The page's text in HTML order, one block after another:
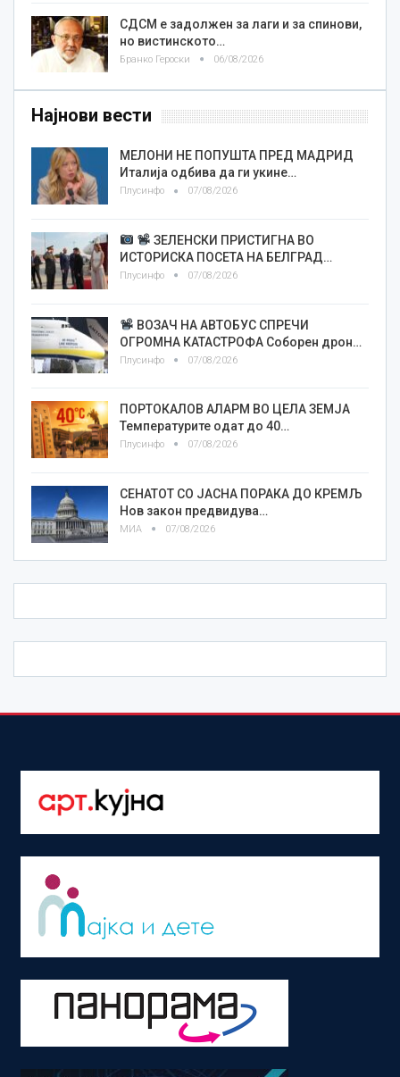
СДСМ е задолжен за лаги и за спинови,
но вистинското…
Бранко Героски 06/08/2026
Најнови вести
МЕЛОНИ НЕ ПОПУШТА ПРЕД МАДРИД
Италија одбива да ги укине…
Плусинфо 07/08/2026
ЗЕЛЕНСКИ ПРИСТИГНА ВО
ИСТОРИСКА ПОСЕТА НА БЕЛГРАД…
Плусинфо 07/08/2026
ВОЗАЧ НА АВТОБУС СПРЕЧИ
ОГРОМНА КАТАСТРОФА Соборен дрон…
Плусинфо 07/08/2026
ПОРТОКАЛОВ АЛАРМ ВО ЦЕЛА ЗЕМЈА
Температурите одат до 40…
Плусинфо 07/08/2026
СЕНАТОТ СО ЈАСНА ПОРАКА ДО КРЕМЉ
Нов закон предвидува…
МИА 07/08/2026